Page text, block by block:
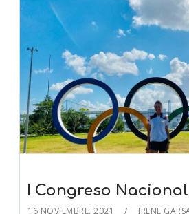
I Congreso
16 NOVIEMBRE, 2021 IRENE